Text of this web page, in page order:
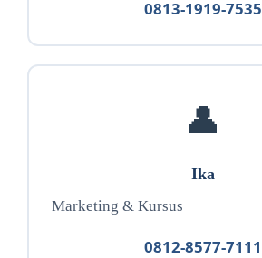
0813-1919-7535
👤
Ika
Marketing & Kursus
0812-8577-7111